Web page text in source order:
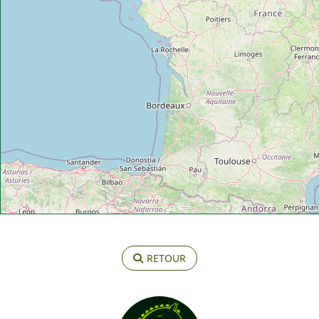
RETOUR